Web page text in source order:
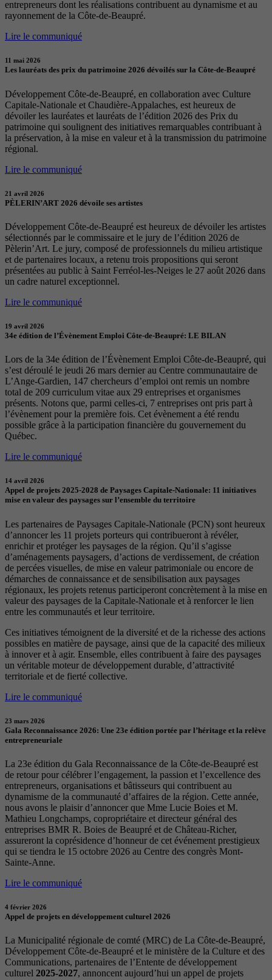
entrepreneurs dont les réalisations contribuent au dynamisme et au
rayonnement de la Côte-de-Beaupré.
Lire le communiqué
11 mai 2026
Les lauréats des prix du patrimoine 2026 dévoilés sur la Côte-de-Beaupré
Développement Côte-de-Beaupré, en collaboration avec Culture
Capitale-Nationale et Chaudière-Appalaches, est heureux de
dévoiler les lauréates et lauréats de l’édition 2026 des Prix du
patrimoine qui soulignent des initiatives remarquables contribuant à
la préservation, à la mise en valeur et à la transmission du patrimoine
régional.
Lire le communiqué
21 avril 2026
PÈLERIN’ART 2026 dévoile ses artistes
Développement Côte-de-Beaupré est heureux de dévoiler les artistes
sélectionnés par le commissaire et le jury de l’édition 2026 de
Pèlerin’Art. Le jury, composé de professionnels du milieu artistique
et de partenaires locaux, a retenu trois propositions qui seront
présentées au public à Saint Ferréol-les-Neiges le 27 août 2026 dans
un cadre naturel exceptionnel.
Lire le communiqué
19 avril 2026
34e édition de l’Évènement Emploi Côte-de-Beaupré: LE BILAN
Lors de la 34e édition de l’Évènement Emploi Côte-de-Beaupré, qui
s’est déroulé le jeudi 26 mars dernier au Centre communautaire de
L’Ange-Gardien, 147 chercheurs d’emploi ont remis un nombre
total de 209 curriculum vitae aux 29 entreprises et organismes
présents. Notons que, parmi celles-ci, 7 entreprises ont pris part à
l’évènement pour la première fois. Cet évènement a été rendu
possible grâce à la participation financière du gouvernement du
Québec.
Lire le communiqué
14 avril 2026
Appel de projets 2025-2028 de Paysages Capitale-Nationale: 11 initiatives
mise en valeur des paysages sur l’ensemble du territoire
Les partenaires de Paysages Capitale-Nationale (PCN) sont heureux
d’annoncer les 11 projets porteurs qui contribueront à révéler,
enrichir et protéger les paysages de la région. Qu’il s’agisse
d’aménagements paysagers, d’actions de verdissement, de création
de percées visuelles, de mise en valeur patrimoniale ou encore de
démarches de connaissance et de sensibilisation aux paysages
régionaux, les projets retenus participeront concrètement à la mise en
valeur des paysages de la Capitale-Nationale et à renforcer le lien
entre les communautés et leur territoire.
Ces initiatives témoignent de la diversité et de la richesse des actions
possibles en matière de paysage, ainsi que de la capacité des milieux
à innover et à agir. Ensemble, elles contribuent à faire des paysages
un véritable moteur de développement durable, d’attractivité
territoriale et de fierté collective.
Lire le communiqué
23 mars 2026
Gala Reconnaissance 2026: Une 23e édition portée par l’héritage et la relève
entrepreneuriale
La 23e édition du Gala Reconnaissance de la Côte-de-Beaupré est
de retour pour célébrer l’engagement, la passion et l’excellence des
entrepreneurs, organisations et bâtisseurs qui contribuent au
dynamisme de la communauté d’affaires de la région. Cette année,
nous avons le plaisir d’annoncer que Mme Lucie Boies et M.
Mathieu Longchamps, copropriétaire et directeur général des
entreprises BMR R. Boies de Beaupré et de Château-Richer,
assureront la coprésidence d’honneur de cet événement prestigieux
qui se tiendra le 15 octobre 2026 au Centre des congrès Mont-
Sainte-Anne.
Lire le communiqué
4 février 2026
Appel de projets en développement culturel 2026
La Municipalité régionale de comté (MRC) de La Côte-de-Beaupré,
Développement Côte-de-Beaupré et le ministère de la Culture et des
Communications, partenaires de l’Entente de développement
culturel 2025-2027, annoncent aujourd’hui un appel de projets